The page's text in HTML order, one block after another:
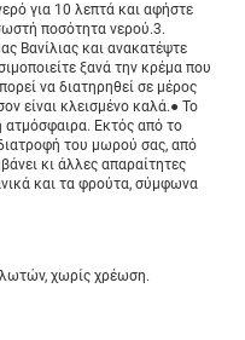
για 10 λεπτά και αφήστε
ποσότητα νερού.3.
Βανίλιας και ανακατέψτε
ξανά την κρέμα που
να διατηρηθεί σε μέρος
είναι κλεισμένο καλά.● Το
ατμόσφαιρα. Εκτός από το
του μωρού σας, από
κι άλλες απαραίτητες
και τα φρούτα, σύμφωνα
χωρίς χρέωση.